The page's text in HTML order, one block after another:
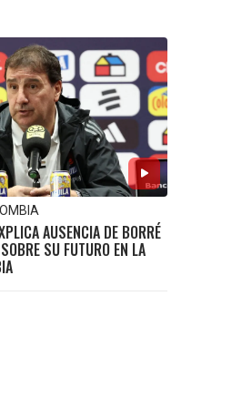
AUSENCIA DE BORRÉ
SU FUTURO EN LA